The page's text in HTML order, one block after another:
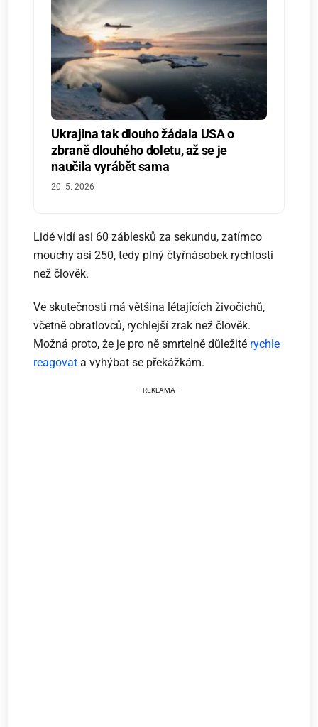
Ukrajina tak dlouho žádala USA o
zbraně dlouhého doletu, až se je
naučila vyrábět sama
20. 5. 2026
Lidé vidí asi 60 záblesků za sekundu, zatímco
mouchy asi 250, tedy plný čtyřnásobek rychlosti
než člověk.
Ve skutečnosti má většina létajících živočichů,
včetně obratlovců, rychlejší zrak než člověk.
Možná proto, že je pro ně smrtelně důležité rychle
reagovat a vyhýbat se překážkám.